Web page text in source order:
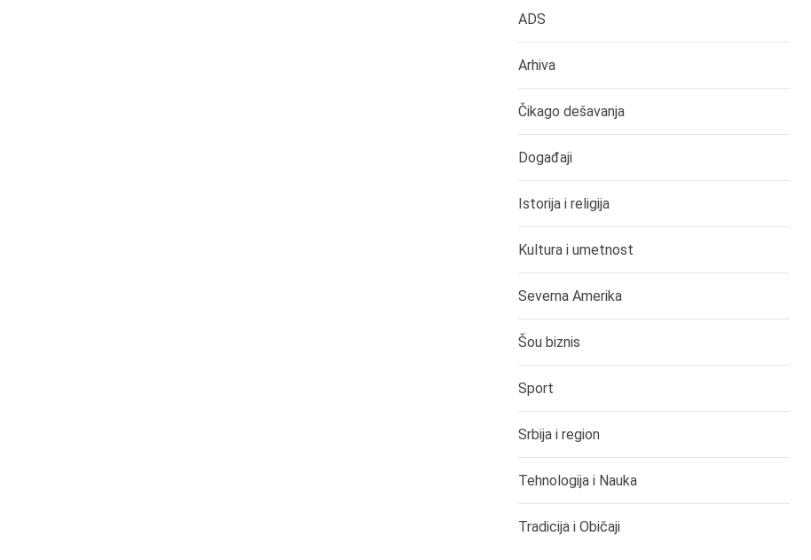
ADS
Arhiva
Čikago dešavanja
Događaji
Istorija i religija
Kultura i umetnost
Severna Amerika
Šou biznis
Sport
Srbija i region
Tehnologija i Nauka
Tradicija i Običaji